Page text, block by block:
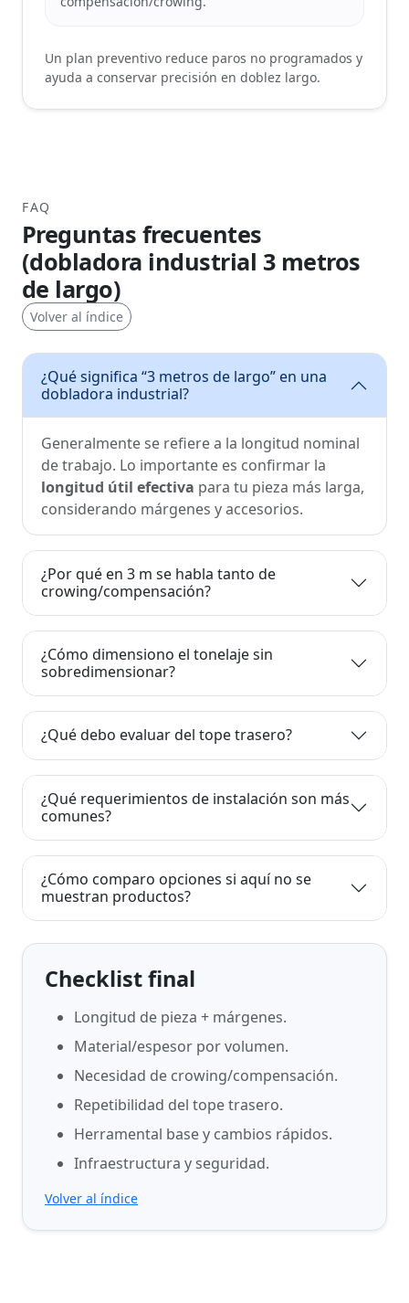
Un plan preventivo reduce paros no programados y
ayuda a conservar precisión en doblez largo.
FAQ
Preguntas frecuentes
(dobladora industrial 3 metros
de largo)
Volver al índice
¿Qué significa “3 metros de largo” en una
dobladora industrial?
Generalmente se refiere a la longitud nominal
de trabajo. Lo importante es confirmar la
longitud útil efectiva para tu pieza más larga,
considerando márgenes y accesorios.
¿Por qué en 3 m se habla tanto de
crowing/compensación?
¿Cómo dimensiono el tonelaje sin
sobredimensionar?
¿Qué debo evaluar del tope trasero?
¿Qué requerimientos de instalación son más
comunes?
¿Cómo comparo opciones si aquí no se
muestran productos?
Checklist final
Longitud de pieza + márgenes.
Material/espesor por volumen.
Necesidad de crowing/compensación.
Repetibilidad del tope trasero.
Herramental base y cambios rápidos.
Infraestructura y seguridad.
Volver al índice